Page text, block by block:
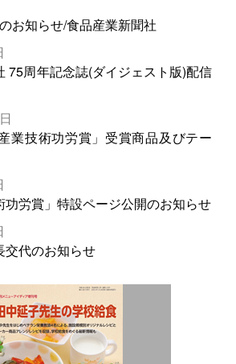
お知らせ/食品産業新聞社
75周年記念誌(ダイジェスト版)配信
業技術功労賞」受賞商品及びテー
功労賞」特設ページ公開のお知らせ
交代のお知らせ